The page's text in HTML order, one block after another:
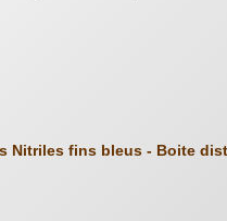
Nitriles fins bleus - Boite